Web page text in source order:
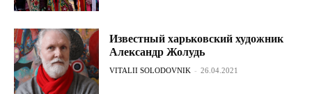
Известный харьковский художник
Александр Жолудь
VITALII SOLODOVNIK - 26.04.2021